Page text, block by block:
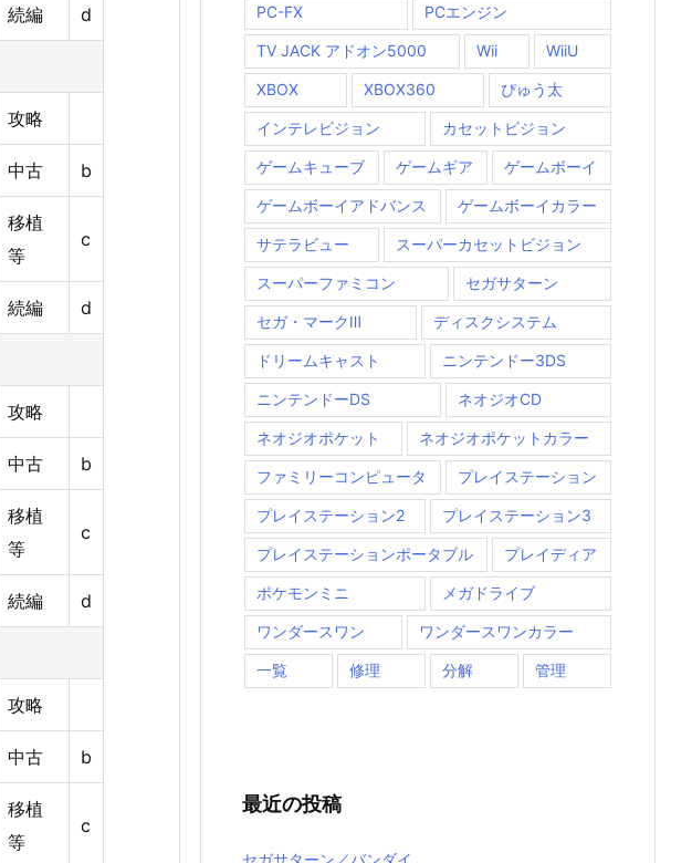
続編 d
攻略
中古 b
移植
等
c
続編 d
攻略
中古 b
移植
等
c
続編 d
攻略
中古 b
移植
等
c
PC-FX
PCエンジン
TV JACK アドオン5000 Wii WiiU
XBOX XBOX360 ぴゅう太
インテレビジョン カセットビジョン
ゲームキューブ ゲームギア ゲームボーイ
ゲームボーイアドバンス ゲームボーイカラー
サテラビュー スーパーカセットビジョン
スーパーファミコン セガサターン
セガ・マークⅢ ディスクシステム
ドリームキャスト ニンテンドー3DS
ニンテンドーDS ネオジオCD
ネオジオポケット ネオジオポケットカラー
ファミリーコンピュータ プレイステーション
プレイステーション2 プレイステーション3
プレイステーションポータブル プレイディア
ポケモンミニ メガドライブ
ワンダースワン ワンダースワンカラー
一覧 修理 分解 管理
最近の投稿
セガサターン／バンダイ